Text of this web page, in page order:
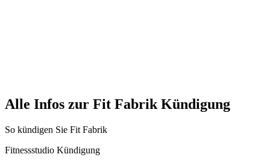
Alle Infos zur Fit Fabrik Kündigung
So kündigen Sie Fit Fabrik
Fitnessstudio Kündigung